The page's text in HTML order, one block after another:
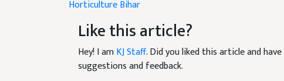
Like this article?
Hey! I amKJ Staff. Did you liked this article and
suggestions and feedback.